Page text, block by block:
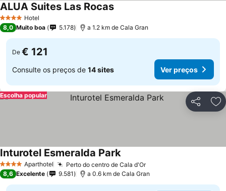
4 EstrelasHotel
ALUA Suites Las RocasVer preços
8,0 Muito boa 5.178 a 1.2 km de Cala Gran
De € 121
Consulte os preços de 14 sites Ver preços
Partilhar
Escolha popular
4 EstrelasAparthotel Perto do centro de Cala d'OrVer preços
Inturotel Esmeralda ParkVer preços
8,6 Excelente 9.581 a 0.6 km de Cala Gran